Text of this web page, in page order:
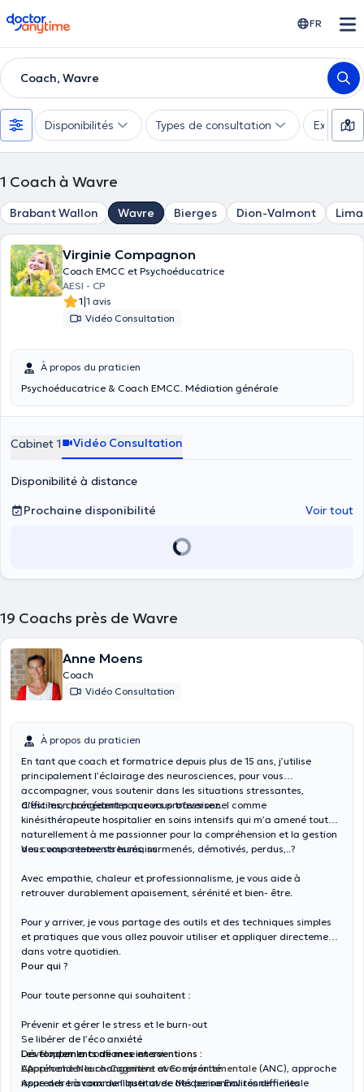
doctoranytime FR
Coach, Wavre
Disponibilités Types de consultation Expertise
1 Coach à Wavre
Brabant Wallon Wavre Bierges Dion-Valmont
Virginie Compagnon
Coach EMCC et Psychoéducatrice
AESI - CP
1|1 avis
Vidéo Consultation
À propos du praticien
Psychoéducatrice & Coach EMCC. Médiation générale
Cabinet 1 Vidéo Consultation
Disponibilité à distance
Prochaine disponibilité
Voir tout
19 Coachs près de Wavre
Anne Moens
Coach
Vidéo Consultation
À propos du praticien
En tant que coach et formatrice depuis plus de 15 ans, j’utilise
principalement l’éclairage des neurosciences, pour vous
accompagner, vous soutenir dans les situations stressantes,
difficiles, changeantes que vous traversez.
C’est mon précédent parcours professionnel comme
kinésithérapeute hospitalier en soins intensifs qui m’a amené tout
naturellement à me passionner pour la compréhension et la gestion
des comportements humains.
Vous vous sentez stressés, surmenés, démotivés, perdus,..?
Avec empathie, chaleur et professionnalisme, je vous aide à
retrouver durablement apaisement, sérénité et bien- être.
Pour y arriver, je vous partage des outils et des techniques simples
et pratiques que vous allez pouvoir utiliser et appliquer directement
dans votre quotidien.
Pour qui ?
Pour toute personne qui souhaitent :
Prévenir et gérer le stress et le burn-out
Se libérer de l’éco anxiété
Développer la confiance en soi
Appréhender le changement avec sérénité
Apprendre à communiquer avec des personnalités difficiles
Les fondements de mes interventions :
L’Approche Neuro-Cognitive et Comportementale (ANC), approche
issue des travaux de l’Institut de Médecine Environnementale